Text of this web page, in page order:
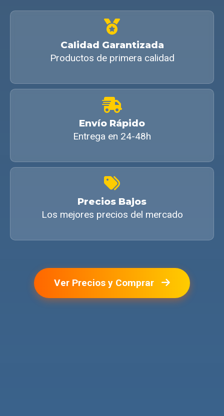
Calidad Garantizada
Productos de primera calidad
Envío Rápido
Entrega en 24-48h
Precios Bajos
Los mejores precios del mercado
Ver Precios y Comprar